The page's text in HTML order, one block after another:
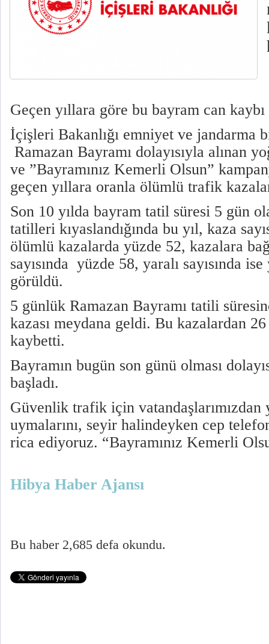
Geçen yıllara göre bu bayram can
İçişleri Bakanlığı emniyet ve jandarma
Ramazan Bayramı dolayısıyla alınan
ve ”Bayramınız Kemerli Olsun”
geçen yıllara oranla ölümlü trafik
Son 10 yılda bayram tatil süresi 5 gün
tatilleri kıyaslandığında bu yıl, kaza
ölümlü kazalarda yüzde 52, kazalara
sayısında yüzde 58, yaralı sayısında
görüldü.
5 günlük Ramazan Bayramı tatili
kazası meydana geldi. Bu kazalardan 26
kaybetti.
Bayramın bugün son günü olması
başladı.
Güvenlik trafik için vatandaşlarımızdan
uymalarını, seyir halindeyken cep
rica ediyoruz. “Bayramınız Kemerli
Hibya Haber Ajansı
Bu haber 2,685 defa okundu.